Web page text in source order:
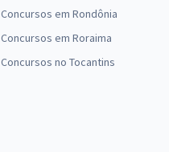
Concursos em Rondônia
Concursos em Roraima
Concursos no Tocantins